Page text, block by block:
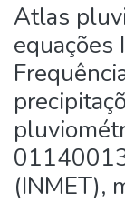
Atlas
equações
(INMET),